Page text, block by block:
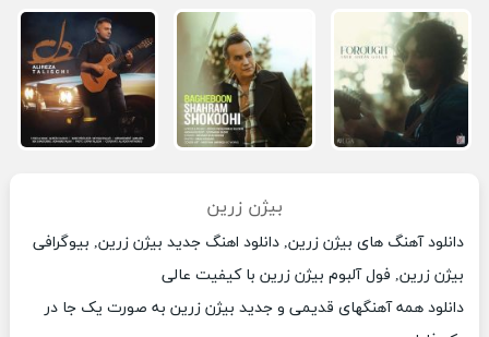
بیژن زرین
دانلود آهنگ های بیژن زرین, دانلود اهنگ جدید بیژن زرین, بیوگرافی
بیژن زرین, فول آلبوم بیژن زرین با کیفیت عالی
دانلود همه آهنگهای قدیمی و جدید بیژن زرین به صورت یک جا در